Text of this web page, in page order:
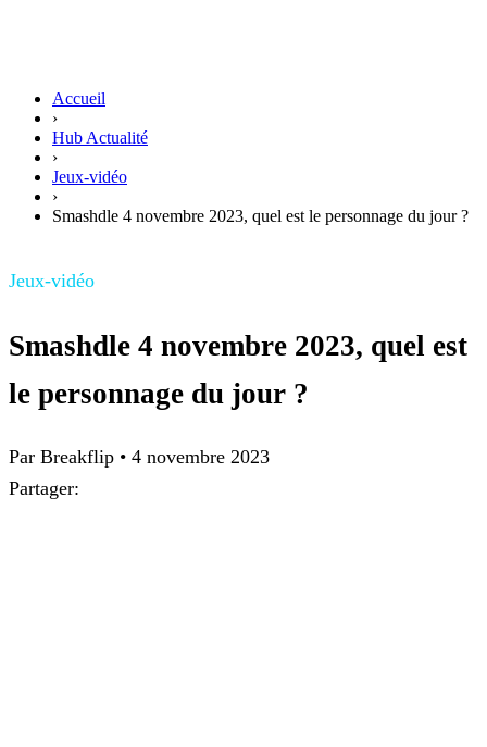
Accueil
›
Hub Actualité
›
Jeux-vidéo
›
Smashdle 4 novembre 2023, quel est le personnage du jour ?
Jeux-vidéo
Smashdle 4 novembre 2023, quel est
le personnage du jour ?
Par Breakflip • 4 novembre 2023
Partager: